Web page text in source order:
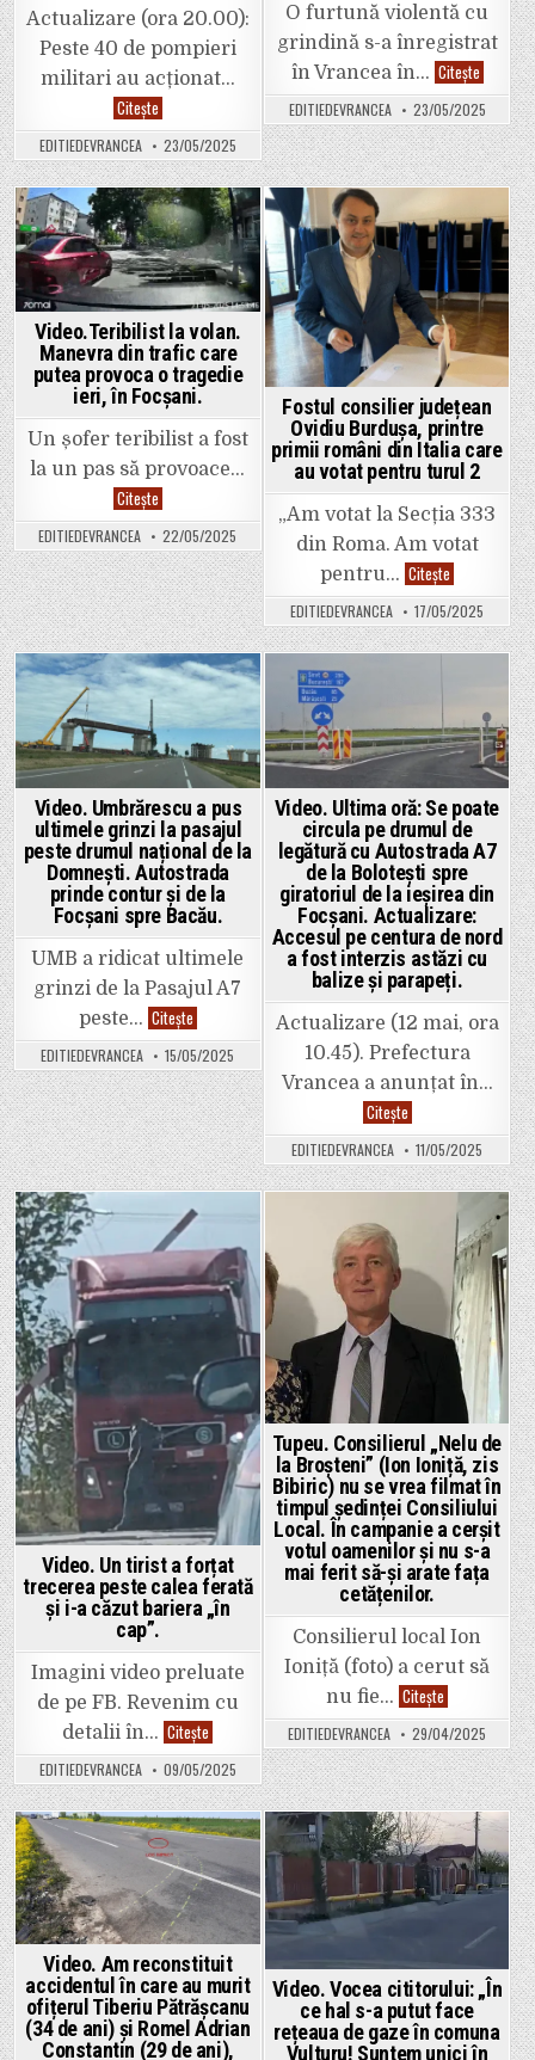
Actualizare (ora 20.00):
Peste 40 de pompieri
militari au acționat…
CiteșteVideo.
Pompierii
sting
focul
acum
la
acoperișul
Școlii
din
Vânători.
Imagini
de
ultimă
oră.
EDITIEDEVRANCEA 23/05/2025
O furtună violentă cu
grindină s-a înregistrat
în Vrancea în… CiteșteVideo.
Furtuna
și
grindina
au
asfaltul
și
pe
7
și
pe
drumul
național
de
la
Focșani
la
Rm.
Sărat.
EDITIEDEVRANCEA 23/05/2025
Posted
in
Video.Teribilist la volan.
Manevra din trafic care
putea provoca o tragedie
ieri, în Focșani.
Un șofer teribilist a fost
la un pas să provoace…
CiteșteVideo.Teribilist
la
volan.
Manevra
din
trafic
care
putea
provoca
o
tragedie
ieri,
în
Focșani.
EDITIEDEVRANCEA 22/05/2025
Posted
in
Fostul consilier județean
Ovidiu Burdușa, printre
primii români din Italia care
au votat pentru turul 2
„Am votat la Secția 333
din Roma. Am votat
pentru… Citește
consilier
județean
Ovidiu
Burdușa,
printre
care
au
votat
pentru
turul
2
EDITIEDEVRANCEA 17/05/2025
Posted
in
Video. Umbrărescu a pus
ultimele grinzi la pasajul
peste drumul național de la
Domnești. Autostrada
prinde contur și de la
Focșani spre Bacău.
UMB a ridicat ultimele
grinzi de la Pasajul A7
peste… CiteșteVideo.
Umbrărescu
a
pus
ultimele
grinzi
la
pasajul
peste
drumul
național
de
Domnești.
prinde
contur
și
de
la
Focșani
Bacău.
EDITIEDEVRANCEA 15/05/2025
Posted
in
Video. Ultima oră: Se poate
circula pe drumul de
legătură cu Autostrada A7
de la Bolotești spre
giratoriul de la ieșirea din
Focșani. Actualizare:
Accesul pe centura de nord
a fost interzis astăzi cu
balize și parapeți.
Actualizare (12 mai, ora
10.45). Prefectura
Vrancea a anunțat în…
CiteșteVideo.
Ultima
oră:
Se
poate
circula
legătură
cu
Autostrada
la
Bolotești
giratoriul
ieșirea
din
Focșani.
Actualizare:
Accesul
pe
centura
de
nord
a
fost
interzis
astăzi
cu
balize
parapeți.
EDITIEDEVRANCEA 11/05/2025
Posted
in
Video. Un tirist a forțat
trecerea peste calea ferată
și i-a căzut bariera „în
cap”.
Imagini video preluate
de pe FB. Revenim cu
detalii în… Citește
Un
tirist
a
forțat
trecerea
peste
calea
și
i-
a
căzut
bariera
„în
cap”.
EDITIEDEVRANCEA 09/05/2025
Posted
Tupeu. Consilierul „Nelu de
la Broșteni” (Ion Ioniță, zis
Bibiric) nu se vrea filmat în
timpul ședinței Consiliului
Local. În campanie a cerșit
votul oamenilor și nu s-a
mai ferit să-și arate fața
cetățenilor.
Consilierul local Ion
Ioniță (foto) a cerut să
nu fie… Citește
Consilierul
„Nelu
de
la
Broșteni”
(Ion
Ioniță,
zis
Bibiric)
nu
se
vrea
filmat
în
ședinței
Local.
În
campanie
a
cerșit
votul
EDITIEDEVRANCEA 29/04/2025
Posted
in
Video. Am reconstituit
accidentul în care au murit
ofițerul Tiberiu Pătrășcanu
(34 de ani) și Romel Adrian
Constantin (29 de ani),
Posted
in
Video. Vocea cititorului: „În
ce hal s-a putut face
rețeaua de gaze în comuna
Vulturu! Suntem unici în